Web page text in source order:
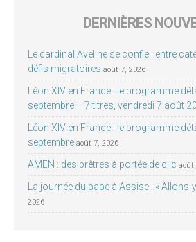
DERNIÈRES
Le cardinal Aveline se confie : entre
défis migratoires août 7, 2026
Léon XIV en France : le programme
septembre – 7 titres, vendredi 7 août
Léon XIV en France : le programme
septembre août 7, 2026
AMEN : des prêtres à portée de clic août
La journée du pape à Assise : « Allons-y
2026